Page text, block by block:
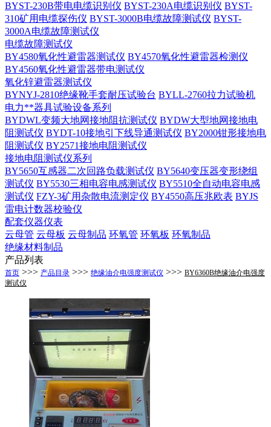
BYST-230B带电电缆识别仪 BYST-230A电缆识别仪 BYST-
310矿用电缆探伤仪 BYST-3000B电缆故障测试仪 BYST-
3000A电缆故障测试仪
电缆故障测试仪
BY4580氧化性避雷器测试仪 BY4570氧化性避雷器检测仪
BY4560氧化性避雷器带电测试仪
氧化锌避雷器测试仪
BYNYJ-2810绝缘靴手套耐压试验台 BYLL-2760拉力试验机
电力**器具试验设备系列
BYDWL变频大地网接地阻抗测试仪 BYDW大型地网接地电
阻测试仪 BYDT-10接地引下线导通测试仪 BY2000钳形接地电
阻测试仪 BY2571接地电阻测试仪
接地电阻测试仪系列
BY5650互感器二次回路负载测试仪 BY5640变压器变形绕组
测试仪 BY5530三相电容电感测试仪 BY5510全自动电容电感
测试仪 FZY-3矿用杂散电流测定仪 BY4550高压兆欧表 BYJS
雷电计数器校验仪
配套仪器仪表
云母管 云母板 云母制品 环氧管 环氧板 环氧制品
绝缘材料制品
产品列表
首页 >>> 产品目录 >>> 绝缘油介电强度测试仪 >>> BY6360B绝缘油介电强度
测试仪